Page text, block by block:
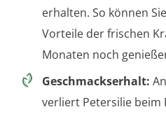
erhalten. So können
Vorteile der frischen
Monaten noch
Geschmackserhalt:
verliert Petersilie beim